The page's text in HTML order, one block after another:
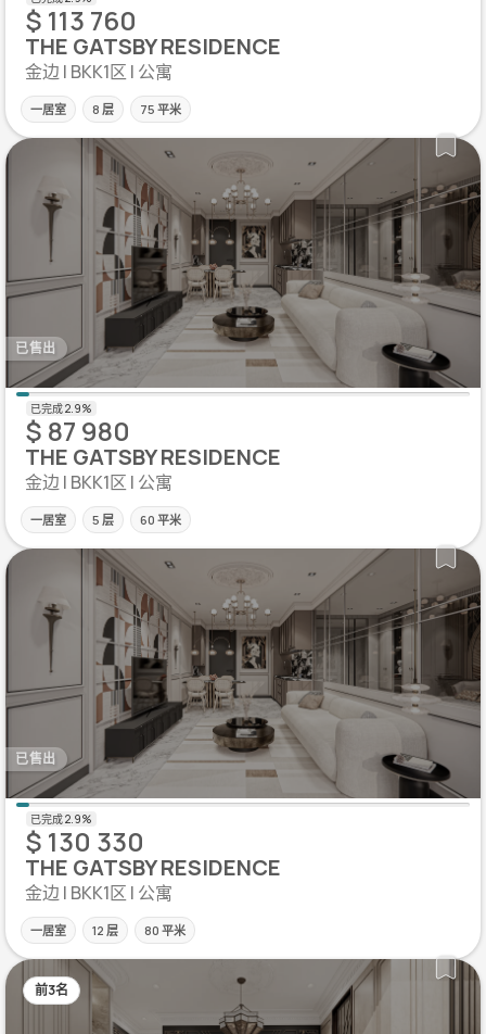
$ 113 760
THE GATSBY RESIDENCE
金边 | BKK1区 | 公寓
一居室 8 层 75 平米
已售出
$ 87 980
THE GATSBY RESIDENCE
金边 | BKK1区 | 公寓
一居室 5 层 60 平米
已售出
$ 130 330
THE GATSBY RESIDENCE
金边 | BKK1区 | 公寓
一居室 12 层 80 平米
前3名